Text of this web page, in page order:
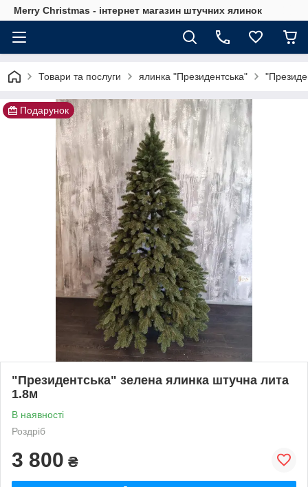
Merry Christmas - інтернет магазин штучних ялинок
Товари та послуги ялинка "Президентська"
Подарунок
"Президентська" зелена ялинка штучна лита
1.8м
В наявності
Роздріб
3 800 ₴